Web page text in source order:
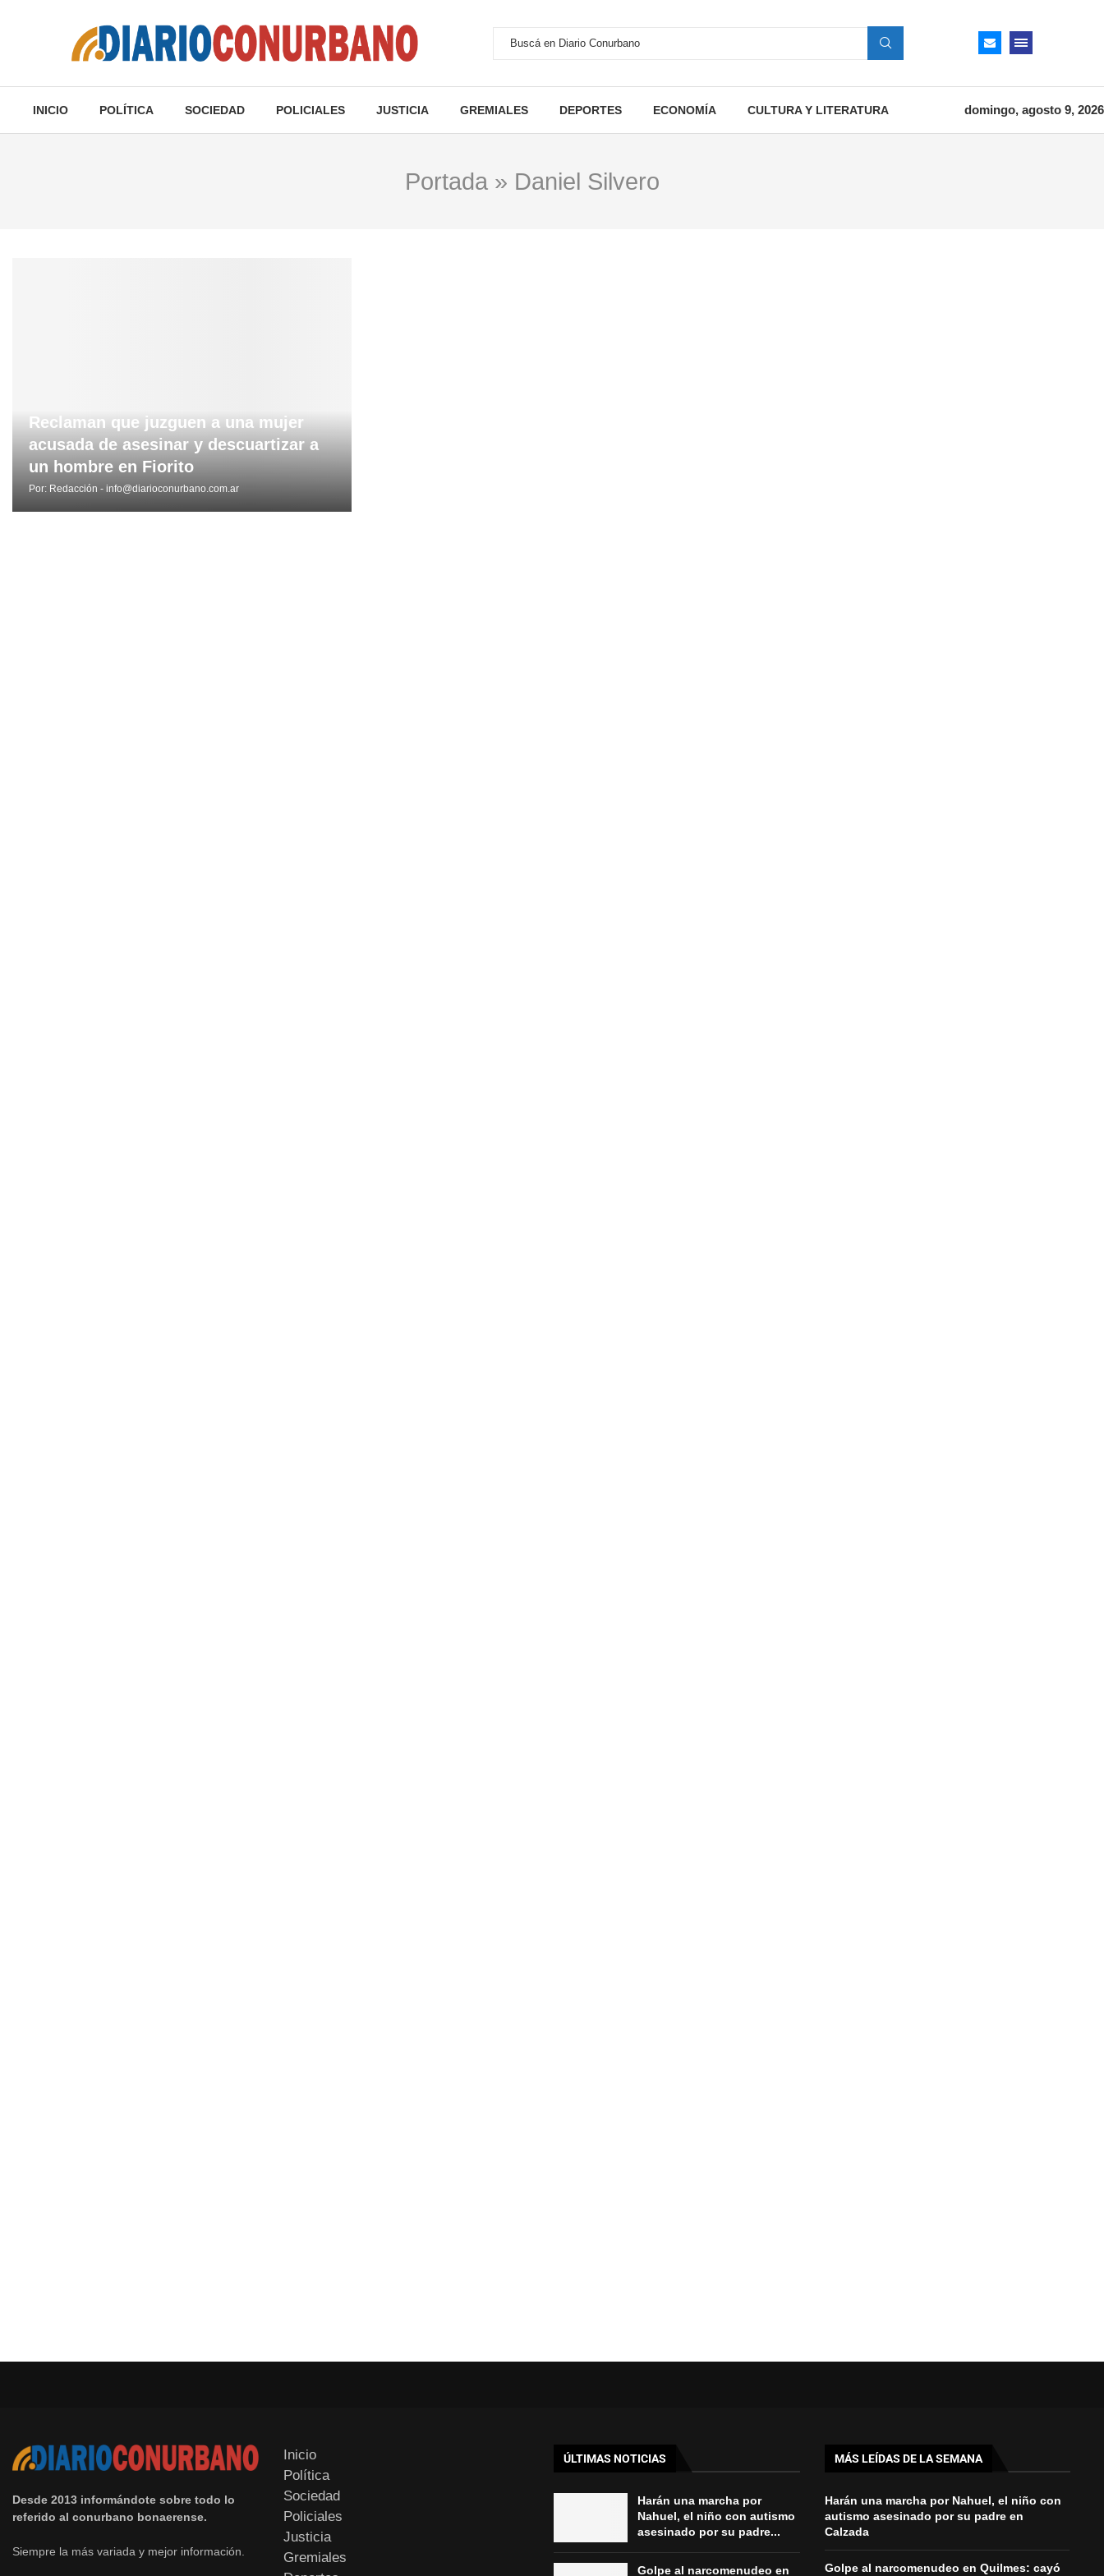
INICIO POLÍTICA SOCIEDAD POLICIALES JUSTICIA GREMIALES DEPORTES ECONOMÍA CULTURA Y LITERATURA domingo, agosto 9, 2026
Portada » Daniel Silvero
Reclaman que juzguen a una mujer
acusada de asesinar y descuartizar a
un hombre en Fiorito
Por: Redacción - info@diarioconurbano.com.ar
Desde 2013 informándote sobre todo lo
referido al conurbano bonaerense.
Siempre la más variada y mejor información.
Inicio
Política
Sociedad
Policiales
Justicia
Gremiales
ÚLTIMAS NOTICIAS
Harán una marcha por
Nahuel, el niño con autismo
asesinado por su padre...
Golpe al narcomenudeo en
MÁS LEÍDAS DE LA SEMANA
Harán una marcha por Nahuel, el niño con
autismo asesinado por su padre en
Calzada
Golpe al narcomenudeo en Quilmes: cayó